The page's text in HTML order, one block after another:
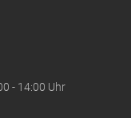
- 14:00 Uhr